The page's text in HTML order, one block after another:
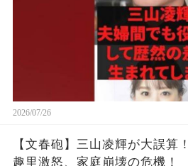
2026/07/26
【文春砲】三山凌輝が大誤算
趣里激怒、家庭崩壊の危機！